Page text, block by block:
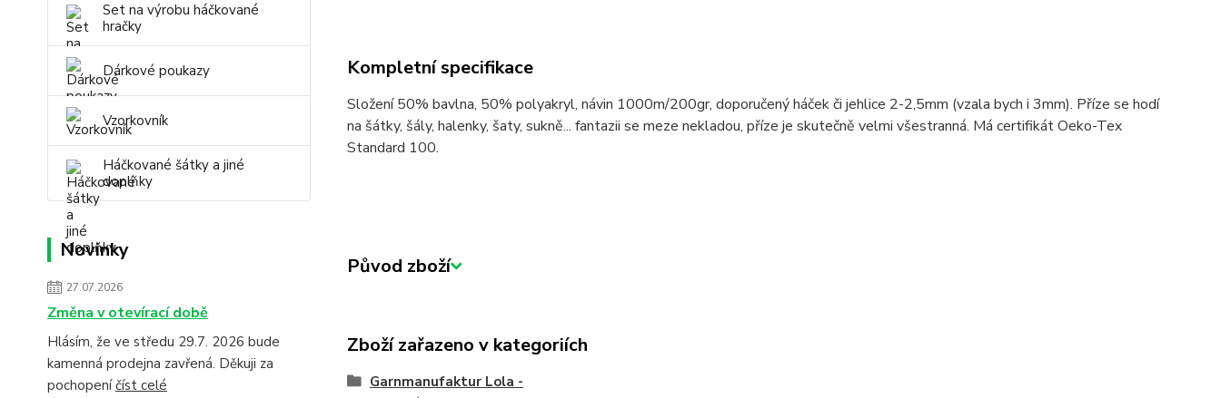
Set na výrobu háčkované
hračky
Dárkové poukazy
Vzorkovník
Háčkované šátky a jiné
doplňky
Novinky
27.07.2026
Změna v otevírací době
Hlásím, že ve středu 29.7. 2026 bude
kamenná prodejna zavřená. Děkuji za
pochopeníčíst celé
Kompletní specifikace
Složení50% bavlna, 50% polyakryl, návin 1000m/200gr, doporučený háček či jehlice 2-2,5mm (vzala bych i 3mm). Příze se hodí
na šátky, šály, halenky, šaty, sukně... fantazii se meze nekladou, příze je skutečně velmi všestranná. Má certifikát Oeko-Tex
Standard 100.
Původ zboží
Zboží zařazeno v kategoriích
Garnmanufaktur Lola -